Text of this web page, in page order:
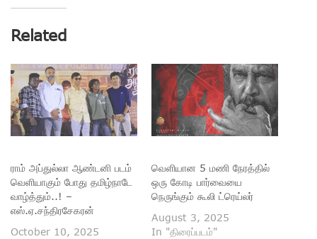
Related
ராம் அப்துல்லா ஆண்டனி படம்
வெளியாகும் போது தமிழ்நாடே
வாழ்த்தும்..! –
எஸ்.ஏ.சந்திரசேகரன்
October 10, 2025
வெளியான 5 மணி நேரத்தில்
ஒரு கோடி பார்வையை
நெருங்கும் கூலி ட்ரெய்லர்
August 3, 2025
In "திரைப்படம்"